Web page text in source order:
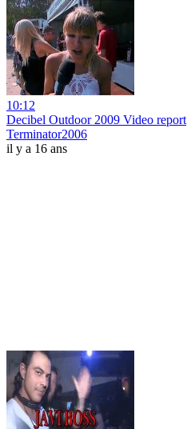
10:12
Decibel Outdoor 2009 Video report
Terminator2006
il y a 16 ans